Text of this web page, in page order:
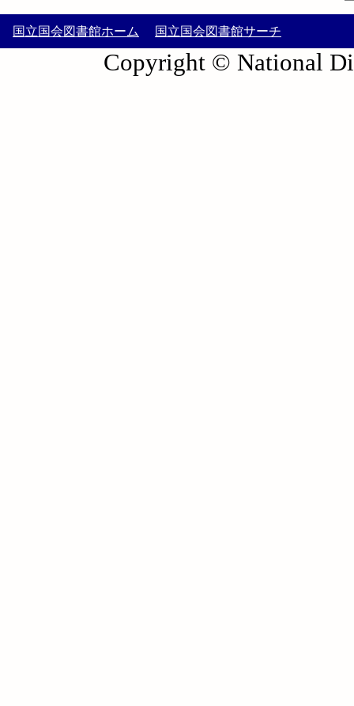
国立国会図書館ホーム 国立国会図書館サーチ
Copyright © National